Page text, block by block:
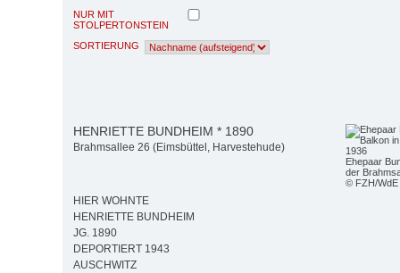
NUR MIT
STOLPERTONSTEIN
SORTIERUNG
Ehepaar
der
© FZH/WdE
HENRIETTE BUNDHEIM * 1890
Brahmsallee 26 (Eimsbüttel, Harvestehude)
HIER WOHNTE
HENRIETTE BUNDHEIM
JG. 1890
DEPORTIERT 1943
AUSCHWITZ